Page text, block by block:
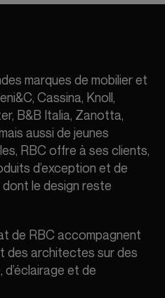
marques de mobilier et
Cassina, Knoll,
B&B Italia, Zanotta,
aussi de jeunes
RBC offre à ses clients,
d’exception et de
le design reste
de RBC accompagnent
des architectes sur des
d’éclairage et de